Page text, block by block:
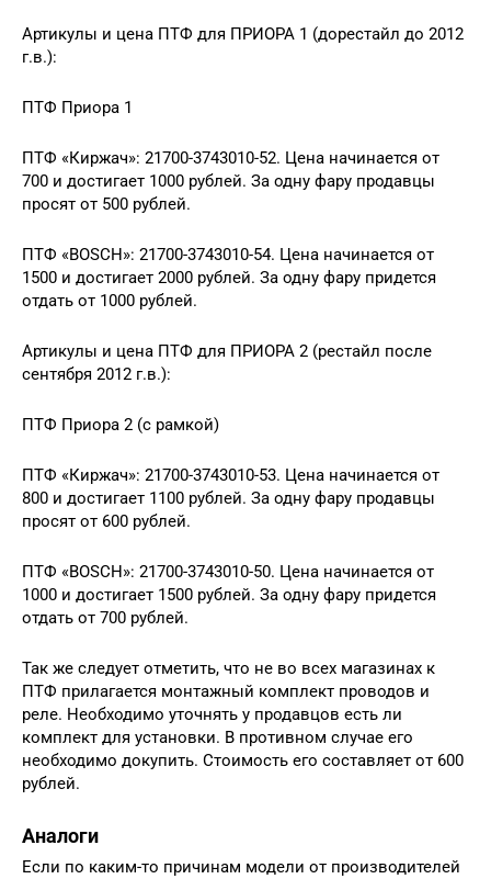
Артикулы и цена ПТФ для ПРИОРА 1 (дорестайл до 2012
г.в.):
ПТФ Приора 1
ПТФ «Киржач»: 21700-3743010-52. Цена начинается от
700 и достигает 1000 рублей. За одну фару продавцы
просят от 500 рублей.
ПТФ «BOSCH»: 21700-3743010-54. Цена начинается от
1500 и достигает 2000 рублей. За одну фару придется
отдать от 1000 рублей.
Артикулы и цена ПТФ для ПРИОРА 2 (рестайл после
сентября 2012 г.в.):
ПТФ Приора 2 (с рамкой)
ПТФ «Киржач»: 21700-3743010-53. Цена начинается от
800 и достигает 1100 рублей. За одну фару продавцы
просят от 600 рублей.
ПТФ «BOSCH»: 21700-3743010-50. Цена начинается от
1000 и достигает 1500 рублей. За одну фару придется
отдать от 700 рублей.
Так же следует отметить, что не во всех магазинах к
ПТФ прилагается монтажный комплект проводов и
реле. Необходимо уточнять у продавцов есть ли
комплект для установки. В противном случае его
необходимо докупить. Стоимость его составляет от 600
рублей.
Аналоги
Если по каким-то причинам модели от производителей